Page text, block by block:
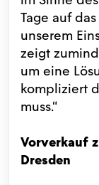
Tage auf
unserem
zeigt
um eine
kompliziert
muss.“
Vorverkauf
Dresden